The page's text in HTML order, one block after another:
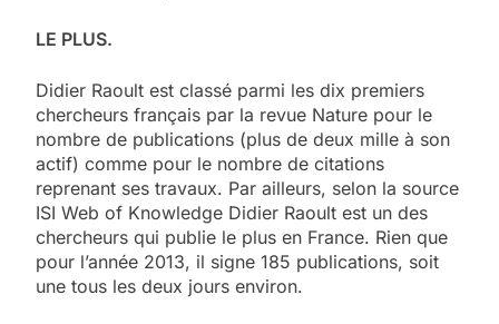
LE PLUS.
Didier Raoult est classé parmi les dix premiers
chercheurs français par la revue Nature pour le
nombre de publications (plus de deux mille à son
actif) comme pour le nombre de citations
reprenant ses travaux. Par ailleurs, selon la source
ISI Web of Knowledge Didier Raoult est un des
chercheurs qui publie le plus en France. Rien que
pour l’année 2013, il signe 185 publications, soit
une tous les deux jours environ.